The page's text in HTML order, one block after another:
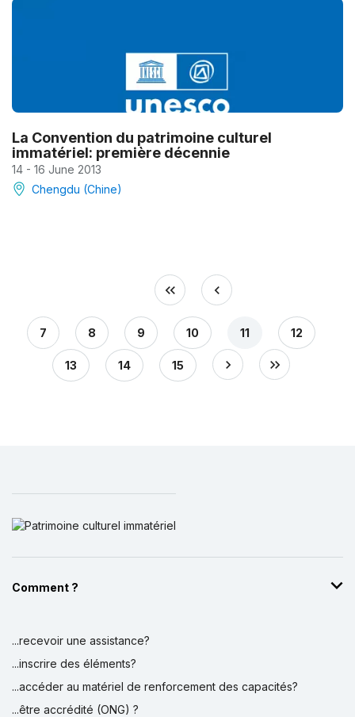
La Convention du patrimoine culturel
immatériel: première décennie
14 - 16 June 2013
Chengdu (Chine)
7 8 9 10 11 12
13 14 15
Comment ?
...recevoir une assistance?
...inscrire des éléments?
...accéder au matériel de renforcement des capacités?
...être accrédité (ONG) ?